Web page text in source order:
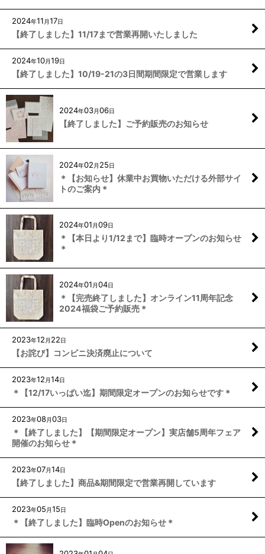
2024年11 月17日
【終了しました】11/17まで営業再開いたしました
2024年10月19日
【終了しました】10/19-21の3日間期間限定で営業します
2024年03月06日
【終了しました】ご予約販売のお知らせ
2024年02 月 25日
＊【お知らせ】休業中お買物いただける外部サイ
トのご案内＊
2024年01 月09日
＊【本日より1/12まで】臨時オープンのお知らせ
＊
2024年01 月04日
＊【完売終了しました】オンライン11周年記念
2024福袋ご予約販売＊
2023年12 月 22日
【お詫び】コンビニ決済廃止について
2023年12 月14日
＊【12/17いっぱい迄】期間限定オープンのお知らせです＊
2023年08月03日
＊【終了しました】【期間限定オープン】実店舗5周年フェア
開催のお知らせ＊
2023年07月14日
【終了しました】商品&期間限定で営業再開しています
2023年05 月15日
＊【終了しました】臨時Openのお知らせ＊